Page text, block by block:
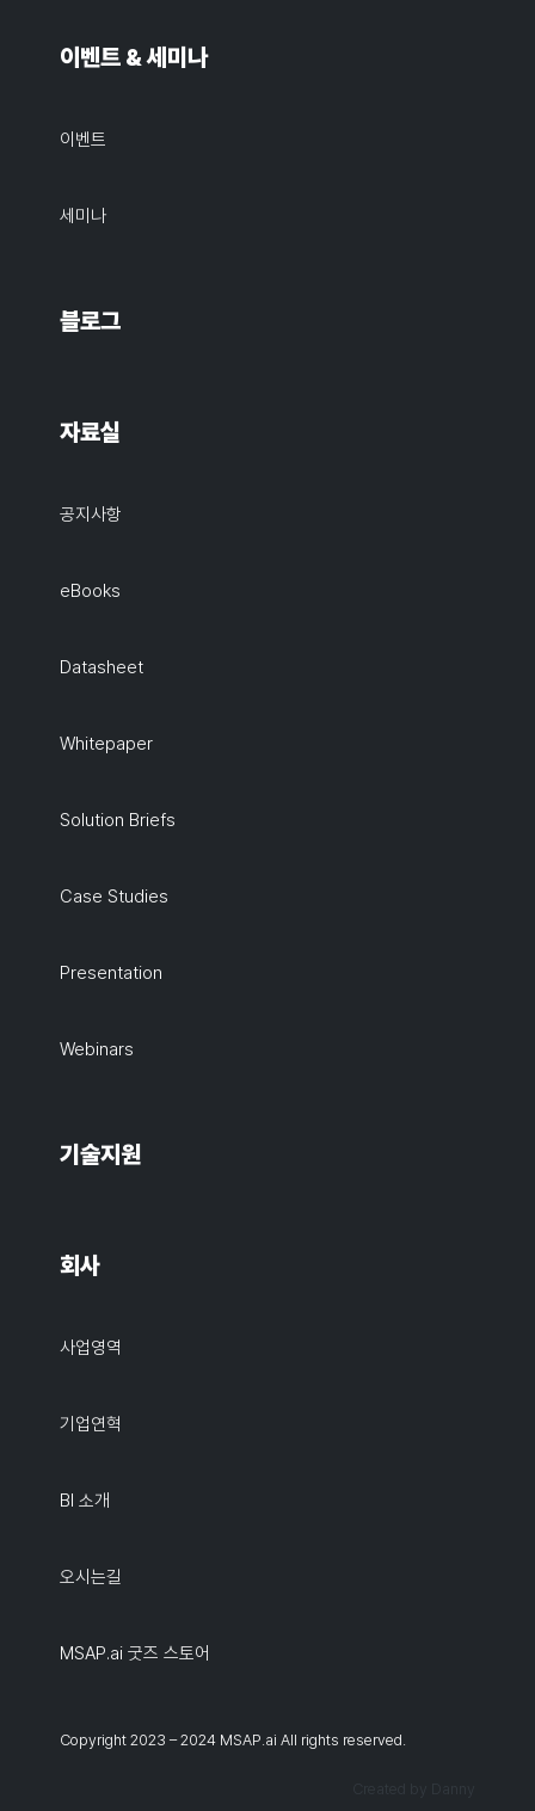
이벤트 & 세미나
이벤트
세미나
블로그
자료실
공지사항
eBooks
Datasheet
Whitepaper
Solution Briefs
Case Studies
Presentation
Webinars
기술지원
회사
사업영역
기업연혁
BI 소개
오시는길
MSAP.ai 굿즈 스토어
Copyright 2023 – 2024 MSAP.ai All rights reserved.